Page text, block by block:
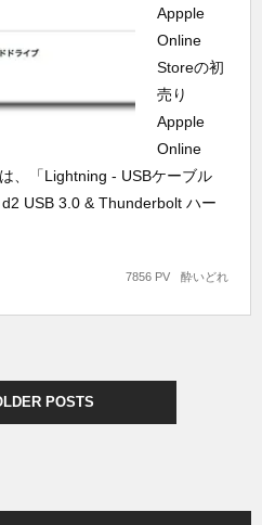
Appple
Online
Storeの初
売り
Appple
Online
、「Lightning - USBケーブル
USB 3.0 & Thunderbolt ハー
酔いどれ
7856 PV
POSTS